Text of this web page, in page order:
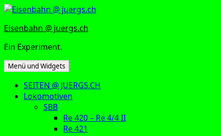
Zum
springen
Eisenbahn @ juergs.ch
Ein Experiment.
Menü und Widgets
SEITEN @ JUERGS.CH
Lokomotiven
SBB
Re 420 – Re 4/4 II
Re 421